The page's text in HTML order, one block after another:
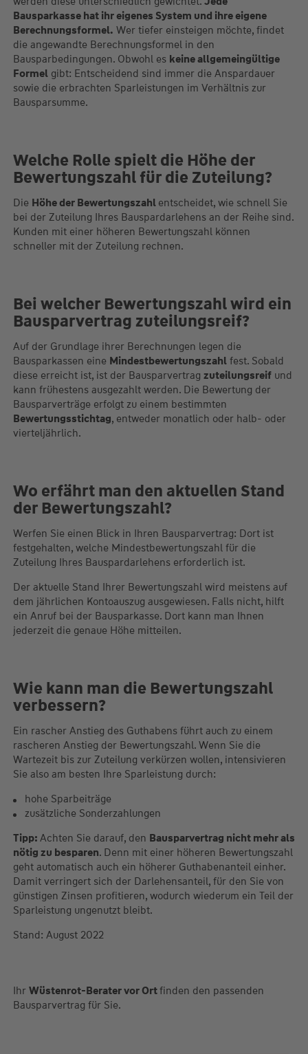
Bausparkasse hat ihr eigenes System und ihre eigene
Berechnungsformel. Wer tiefer einsteigen möchte, findet
die angewandte Berechnungsformel in den
Bausparbedingungen. Obwohl es keine allgemeingültige
Formelgibt: Entscheidend sind immer die Anspardauer
sowie die erbrachten Sparleistungen im Verhältnis zur
Bausparsumme.
Welche Rolle spielt die Höhe der
Bewertungszahl für die Zuteilung?
Die Höhe der Bewertungszahl entscheidet, wie schnell Sie
bei der Zuteilung Ihres Bauspardarlehens an der Reihe sind.
Kunden mit einer höheren Bewertungszahl können
schneller mit der Zuteilung rechnen.
Bei welcher Bewertungszahl wird ein
Bausparvertrag zuteilungsreif?
Auf der Grundlage ihrer Berechnungen legen die
Bausparkassen eine Mindestbewertungszahlfest. Sobald
diese erreicht ist, ist der Bausparvertrag zuteilungsreifund
kann frühestens ausgezahlt werden. Die Bewertung der
Bausparverträge erfolgt zu einem bestimmten
Bewertungsstichtag, entweder monatlich oder halb- oder
vierteljährlich.
Wo erfährt man den aktuellen Stand
der Bewertungszahl?
Werfen Sie einen Blick in Ihren Bausparvertrag: Dort ist
festgehalten, welche Mindestbewertungszahl für die
Zuteilung Ihres Bauspardarlehens erforderlich ist.
Der aktuelle Stand Ihrer Bewertungszahl wird meistens auf
dem jährlichen Kontoauszug ausgewiesen. Falls nicht, hilft
ein Anruf bei der Bausparkasse. Dort kann man Ihnen
jederzeit die genaue Höhe mitteilen.
Wie kann man die Bewertungszahl
verbessern?
Ein rascher Anstieg des Guthabens führt auch zu einem
rascheren Anstieg der Bewertungszahl. Wenn Sie die
Wartezeit bis zur Zuteilung verkürzen wollen, intensivieren
Sie also am besten Ihre Sparleistung durch:
hohe Sparbeiträge
zusätzliche Sonderzahlungen
Tipp: Achten Sie darauf, den Bausparvertrag nicht mehr als
nötig zu besparen. Denn mit einer höheren Bewertungszahl
geht automatisch auch ein höherer Guthabenanteil einher.
Damit verringert sich der Darlehensanteil, für den Sie von
günstigen Zinsen profitieren, wodurch wiederum ein Teil der
Sparleistung ungenutzt bleibt.
Stand: August 2022
Ihr Wüstenrot-Berater vor Ortfinden den passenden
Bausparvertrag für Sie.